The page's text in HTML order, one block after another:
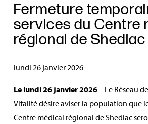
Fermeture
services du Centre
régional de Shediac
lundi 26 janvier 2026
Le lundi 26 janvier 2026– Le Réseau
Vitalité désire aviser la population que
Centre médical régional de Shediac